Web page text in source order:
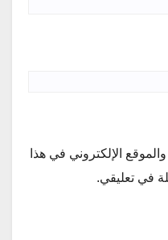
الإلكتروني في هذا
في تعليقي.